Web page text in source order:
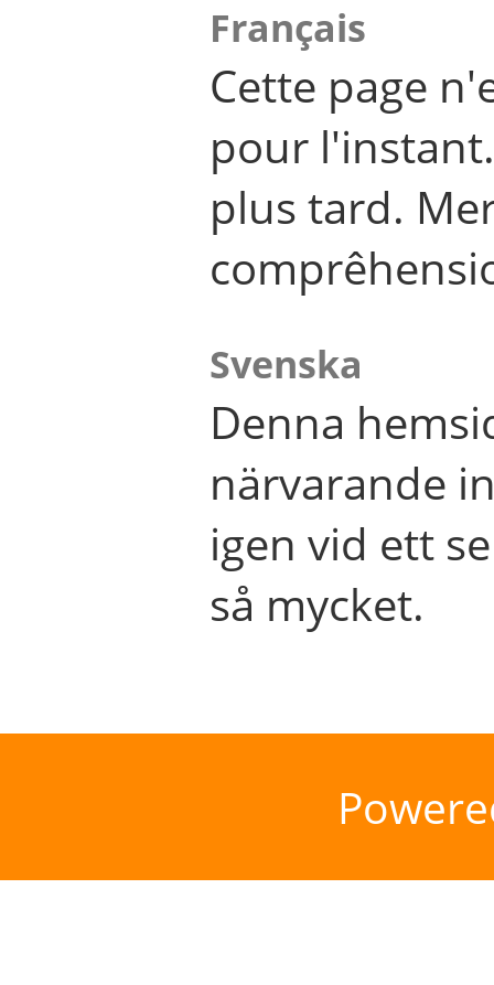
Français
Cette page
pour
plus tard.
Svenska
Denna
närvarande
igen vid ett
så mycket.